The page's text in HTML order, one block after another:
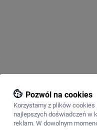
Pozwól na cookies
Korzystamy z plików
najlepszych doświadczeń w
reklam. W dowolnym